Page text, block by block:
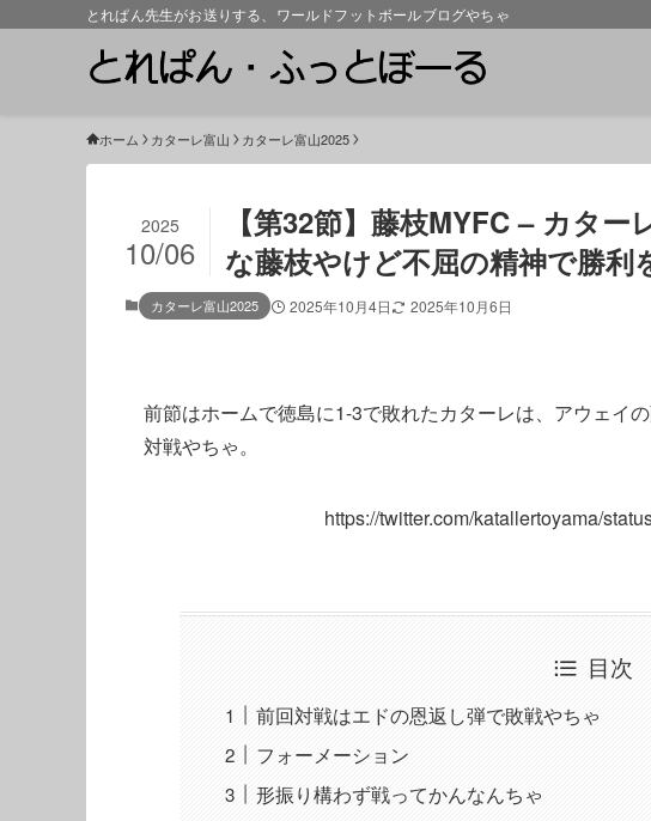
とれぱん先生がお送りする、ワールドフットボールブログやちゃ
ホーム カターレ富山 カターレ富山2025
【第32節】藤枝MYFC – カタ
な藤枝やけど不屈の精神で勝利
2025
10/06
カターレ富山2025 2025年10月4日 2025年10月6日
前節はホームで徳島に1-3で敗れたカターレは、アウェイ
対戦やちゃ。
https://twitter.com/katallertoyama/
目次
前回対戦はエドの恩返し弾で敗戦やちゃ
フォーメーション
形振り構わず戦ってかんなんちゃ